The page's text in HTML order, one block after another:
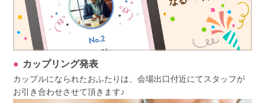
カップリング発表
カップルになられたおふたりは、会場出口付近にてスタッフが
お引き合わせさせて頂きます♪